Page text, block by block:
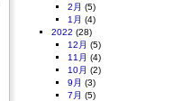
2月 (5)
1月 (4)
2022 (28)
12月 (5)
11月 (4)
10月 (2)
9月 (3)
7月 (5)